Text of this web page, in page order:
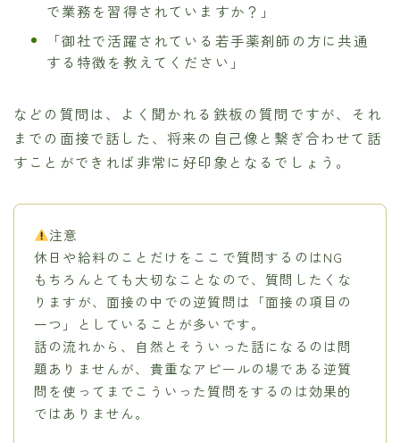
で業務を習得されていますか？」
「御社で活躍されている若手薬剤師の方に共通
する特徴を教えてください」
などの質問は、よく聞かれる鉄板の質問ですが、それ
までの面接で話した、将来の自己像と繋ぎ合わせて話
すことができれば非常に好印象となるでしょう。
注意
休日や給料のことだけをここで質問するのはNG
もちろんとても大切なことなので、質問したくな
りますが、面接の中での逆質問は「面接の項目の
一つ」としていることが多いです。
話の流れから、自然とそういった話になるのは問
題ありませんが、貴重なアピールの場である逆質
問を使ってまでこういった質問をするのは効果的
ではありません。